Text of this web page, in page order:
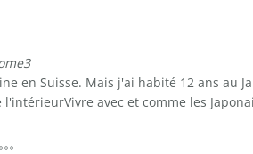
en Suisse. Mais j'ai habité 12 ans au
avec et comme les